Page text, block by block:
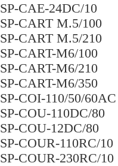
SP-CAE-24DC/10
SP-CART M.5/100
SP-CART M.5/210
SP-CART-M6/100
SP-CART-M6/210
SP-CART-M6/350
SP-COI-110/50/
SP-COU-110DC/80
SP-COU-12DC/80
SP-COUR-110RC/10
SP-COUR-230RC/10